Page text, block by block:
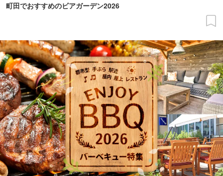
町田でおすすめのビアガーデン2026